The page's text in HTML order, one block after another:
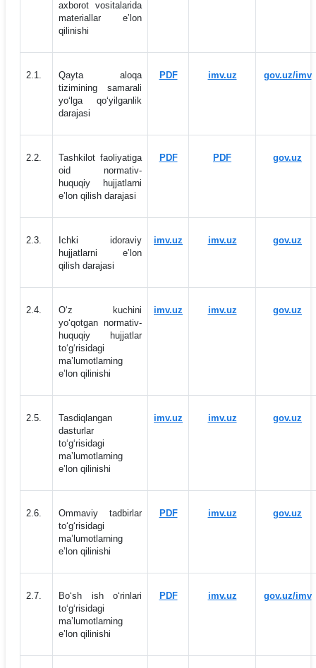
axborot vositalarida
materiallar eʼlon
qilinishi
2.1.
Qayta aloqa
tizimining samarali
yo‘lga qo‘yilganlik
darajasi
PDF imv.uz gov.uz/imv
2.2.
Tashkilot faoliyatiga
oid normativ-
huquqiy hujjatlarni
eʼlon qilish darajasi
PDF PDF gov.uz
2.3.
Ichki idoraviy
hujjatlarni eʼlon
qilish darajasi
imv.uz imv.uz gov.uz
2.4.
O‘z kuchini
yo‘qotgan normativ-
huquqiy hujjatlar
to‘g‘risidagi
maʼlumotlarning
eʼlon qilinishi
imv.uz imv.uz gov.uz
2.5.
Tasdiqlangan
dasturlar
to‘g‘risidagi
maʼlumotlarning
eʼlon qilinishi
imv.uz imv.uz gov.uz
2.6.
Ommaviy tadbirlar
to‘g‘risidagi
maʼlumotlarning
eʼlon qilinishi
PDF imv.uz gov.uz
2.7.
Bo‘sh ish o‘rinlari
to‘g‘risidagi
maʼlumotlarning
eʼlon qilinishi
PDF imv.uz gov.uz/imv